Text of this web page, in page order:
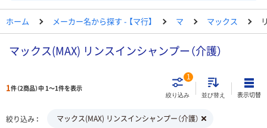
ホーム メーカー名から探す - 【マ行】 マ マックス
マックス(MAX) リンスインシャンプー（介護）
1件（2商品）中 1～1件を表示
絞り込み
1
並び替え 表示切替
絞り込み マックス(MAX) リンスインシャンプー（介護）